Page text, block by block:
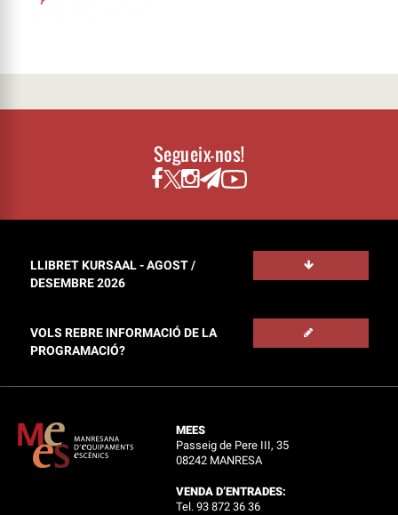
Segueix-nos!
LLIBRET KURSAAL - AGOST /
DESEMBRE 2026
VOLS REBRE INFORMACIÓ DE LA
PROGRAMACIÓ?
MEES
Passeig de Pere III, 35
08242 MANRESA
VENDA D’ENTRADES:
Tel. 93 872 36 36